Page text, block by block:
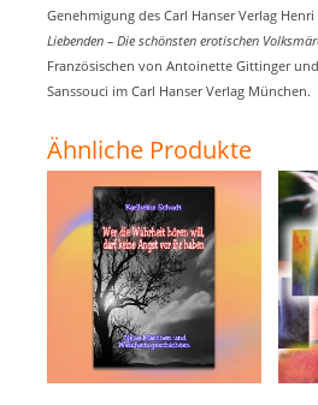
Genehmigung des Carl Hanser Verlag Henri
Liebenden – Die schönsten erotischen
Französischen von Antoinette Gittinger
Sanssouci im Carl Hanser Verlag München.
Ähnliche Produkte